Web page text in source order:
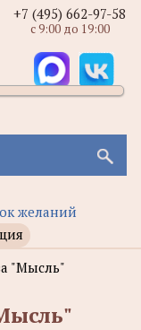
желаний
+7 (495) 662-97-58
с 9:00 до 19:00
"Мысль"